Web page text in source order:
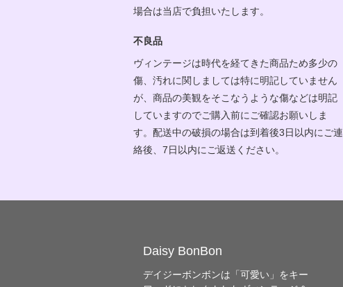
場合は当店で負担いたします。
不良品
ヴィンテージは時代を経てきた商品ため多少の
傷、汚れに関しましては特に明記していません
が、商品の美観をそこなうような傷などは明記
していますのでご購入前にご確認お願いしま
す。配送中の破損の場合は到着後3日以内にご連
絡後、7日以内にご返送ください。
Daisy BonBon
デイジーボンボンは「可愛い」をキー